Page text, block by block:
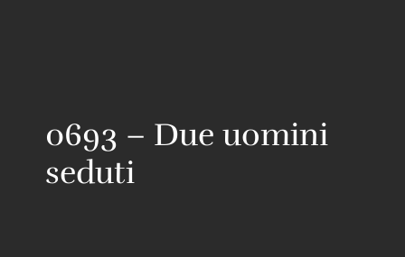
0693 – Due uomini
seduti